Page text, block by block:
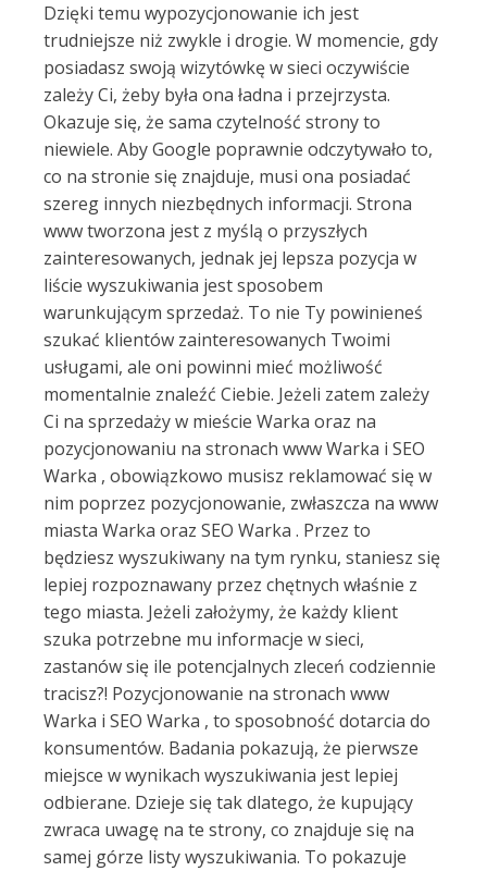
Dzięki temu wypozycjonowanie ich jest
trudniejsze niż zwykle i drogie. W momencie, gdy
posiadasz swoją wizytówkę w sieci oczywiście
zależy Ci, żeby była ona ładna i przejrzysta.
Okazuje się, że sama czytelność strony to
niewiele. Aby Google poprawnie odczytywało to,
co na stronie się znajduje, musi ona posiadać
szereg innych niezbędnych informacji. Strona
www tworzona jest z myślą o przyszłych
zainteresowanych, jednak jej lepsza pozycja w
liście wyszukiwania jest sposobem
warunkującym sprzedaż. To nie Ty powinieneś
szukać klientów zainteresowanych Twoimi
usługami, ale oni powinni mieć możliwość
momentalnie znaleźć Ciebie. Jeżeli zatem zależy
Ci na sprzedaży w mieście Warka oraz na
pozycjonowaniu na stronach www Warka i SEO
Warka , obowiązkowo musisz reklamować się w
nim poprzez pozycjonowanie, zwłaszcza na www
miasta Warka oraz SEO Warka . Przez to
będziesz wyszukiwany na tym rynku, staniesz się
lepiej rozpoznawany przez chętnych właśnie z
tego miasta. Jeżeli założymy, że każdy klient
szuka potrzebne mu informacje w sieci,
zastanów się ile potencjalnych zleceń codziennie
tracisz?! Pozycjonowanie na stronach www
Warka i SEO Warka , to sposobność dotarcia do
konsumentów. Badania pokazują, że pierwsze
miejsce w wynikach wyszukiwania jest lepiej
odbierane. Dzieje się tak dlatego, że kupujący
zwraca uwagę na te strony, co znajduje się na
samej górze listy wyszukiwania. To pokazuje